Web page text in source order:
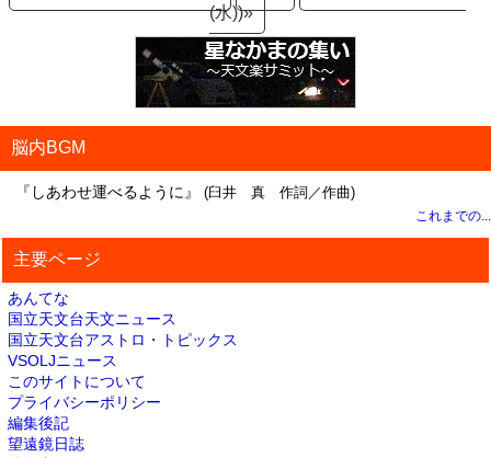
(水))»
脳内BGM
『しあわせ運べるように』 (臼井 真 作詞／作曲)
これまでの...
主要ページ
あんてな
国立天文台天文ニュース
国立天文台アストロ・トピックス
VSOLJニュース
このサイトについて
プライバシーポリシー
編集後記
望遠鏡日誌